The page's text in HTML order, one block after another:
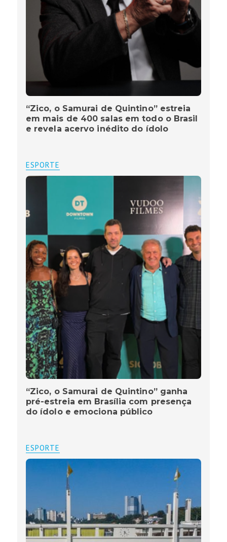
“Zico, o Samurai de Quintino” estreia
em mais de 400 salas em todo o Brasil
e revela acervo inédito do ídolo
ESPORTE
“Zico, o Samurai de Quintino” ganha
pré-estreia em Brasília com presença
do ídolo e emociona público
ESPORTE